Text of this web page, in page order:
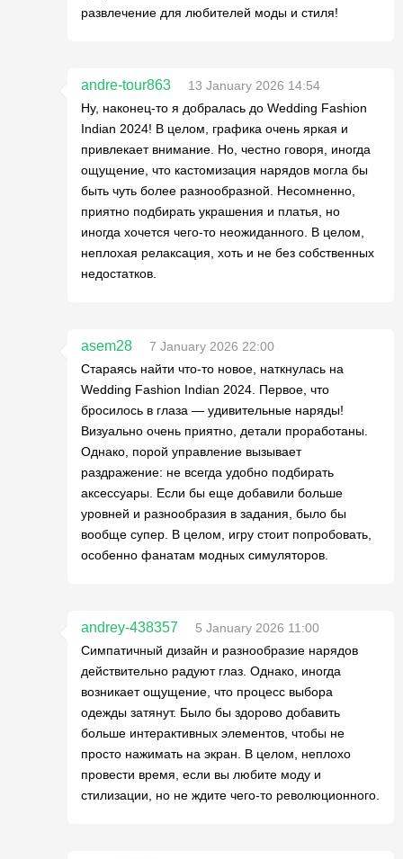
развлечение для любителей моды и стиля!
andre-tour863
13 January 2026 14:54
Ну, наконец-то я добралась до Wedding Fashion
Indian 2024! В целом, графика очень яркая и
привлекает внимание. Но, честно говоря, иногда
ощущение, что кастомизация нарядов могла бы
быть чуть более разнообразной. Несомненно,
приятно подбирать украшения и платья, но
иногда хочется чего-то неожиданного. В целом,
неплохая релаксация, хоть и не без собственных
недостатков.
asem28
7 January 2026 22:00
Стараясь найти что-то новое, наткнулась на
Wedding Fashion Indian 2024. Первое, что
бросилось в глаза — удивительные наряды!
Визуально очень приятно, детали проработаны.
Однако, порой управление вызывает
раздражение: не всегда удобно подбирать
аксессуары. Если бы еще добавили больше
уровней и разнообразия в задания, было бы
вообще супер. В целом, игру стоит попробовать,
особенно фанатам модных симуляторов.
andrey-438357
5 January 2026 11:00
Симпатичный дизайн и разнообразие нарядов
действительно радуют глаз. Однако, иногда
возникает ощущение, что процесс выбора
одежды затянут. Было бы здорово добавить
больше интерактивных элементов, чтобы не
просто нажимать на экран. В целом, неплохо
провести время, если вы любите моду и
стилизации, но не ждите чего-то революционного.